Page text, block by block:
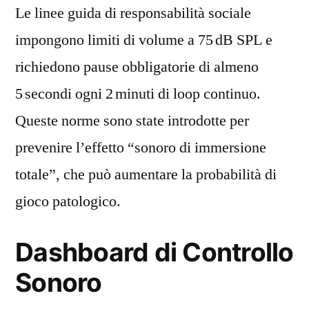
Le linee guida di responsabilità sociale
impongono limiti di volume a 75 dB SPL e
richiedono pause obbligatorie di almeno
5 secondi ogni 2 minuti di loop continuo.
Queste norme sono state introdotte per
prevenire l’effetto “sonoro di immersione
totale”, che può aumentare la probabilità di
gioco patologico.
Dashboard di Controllo
Sonoro